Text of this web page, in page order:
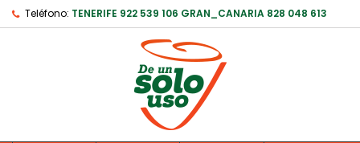
Teléfono: TENERIFE 922 539 106 GRAN_CANARIA 828 048 613